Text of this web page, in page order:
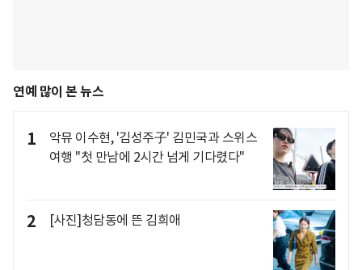
연예 많이 본 뉴스
1
악뮤 이수현, '김성주子' 김민국과 스위스
여행 "첫 만남에 2시간 넘게 기다렸다"
2 [사진]청담동에 뜬 김희애